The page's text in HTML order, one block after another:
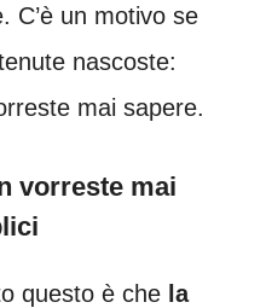
C’è un motivo se
nascoste:
mai sapere.
vorreste mai
questo è che la